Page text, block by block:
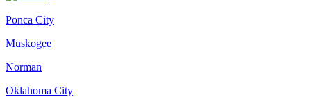
Ponca City
Muskogee
Norman
Oklahoma City